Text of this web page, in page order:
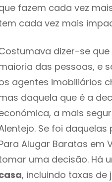
fazem cada vez
cada vez mais
dizer-se
das pessoas, e
agentes imobiliários
daquela que é a
a mais
Se foi
Alugar Baratas em
uma decisão. Há
, incluindo taxas de